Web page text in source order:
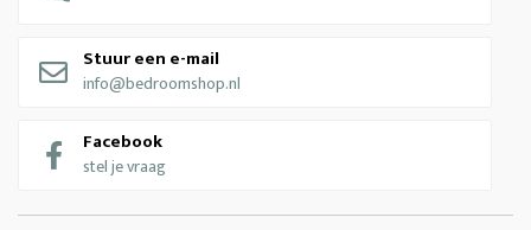
Stuur een e-mail
info@bedroomshop.nl
Facebook
stel je vraag